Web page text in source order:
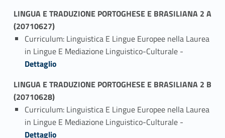
LINGUA E TRADUZIONE PORTOGHESE E BRASILIANA 2 A
(20710627)
Curriculum: Linguistica E Lingue Europee nella Laurea
in Lingue E Mediazione Linguistico-Culturale -
Dettaglio
LINGUA E TRADUZIONE PORTOGHESE E BRASILIANA 2 B
(20710628)
Curriculum: Linguistica E Lingue Europee nella Laurea
in Lingue E Mediazione Linguistico-Culturale -
Dettaglio